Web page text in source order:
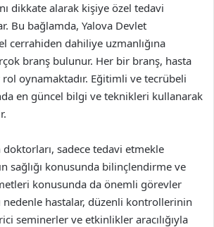
dikkate alarak kişiye özel tedavi
Bu bağlamda, Yalova Devlet
cerrahiden dahiliye uzmanlığına
branş bulunur. Her bir branş, hasta
rol oynamaktadır. Eğitimli ve tecrübeli
en güncel bilgi ve teknikleri kullanarak
sadece tedavi etmekle
sağlığı konusunda bilinçlendirme ve
konusunda da önemli görevler
hastalar, düzenli kontrollerinin
seminerler ve etkinlikler aracılığıyla